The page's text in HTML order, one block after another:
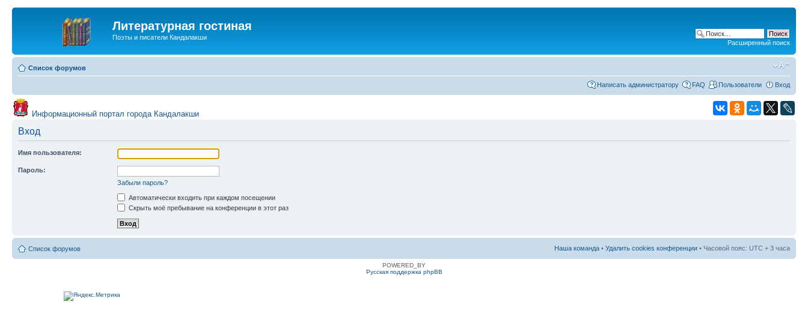
Литературная гостиная
Поэты и писатели Кандалакши
Расширенный поиск
Список форумов
Написать администратору FAQ Пользователи Вход
Информационный портал города Кандалакши
Вход
Имя пользователя:
Пароль:
Забыли пароль?
Автоматически входить при каждом посещении
Скрыть моё пребывание на конференции в этот раз
Список форумов Наша команда • Удалить cookies конференции • Часовой пояс: UTC + 3 часа
POWERED_BY
Русская поддержка phpBB